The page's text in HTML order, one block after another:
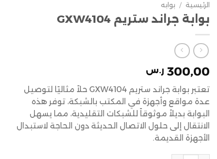
الرئيسية / بوابه
بوابة جراند ستريم GXW4104
300,00 ر.س
تعتبر بوابة جراند ستريم GXW4104 حلاً مثاليًا لتوصيل
عدة مواقع وأجهزة في المكتب بالشبكة، توفر هذه
البوابة بديلاً موثوقاً للشبكات التقليدية، مما يسهل
الانتقال إلى حلول الاتصال الحديثة دون الحاجة لاستبدال
الأجهزة القديمة.